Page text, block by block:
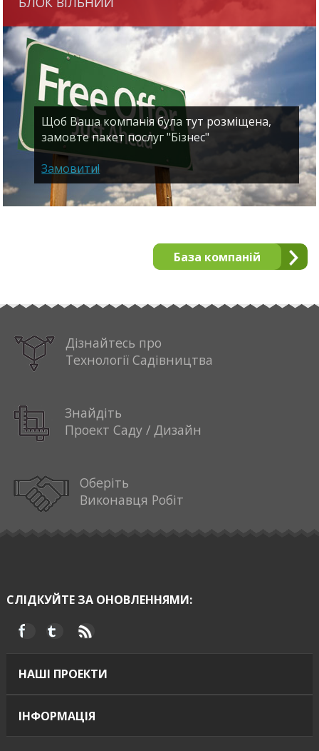
Щоб Ваша компанія була тут розміщена,
замовте пакет послуг "Бізнес"
Замовити!
База компаній
Дізнайтесь про
Технології Садівництва
Знайдіть
Проект Саду / Дизайн
Оберіть
Виконавця Робіт
СЛІДКУЙТЕ ЗА ОНОВЛЕННЯМИ:
НАШІ ПРОЕКТИ
ІНФОРМАЦІЯ